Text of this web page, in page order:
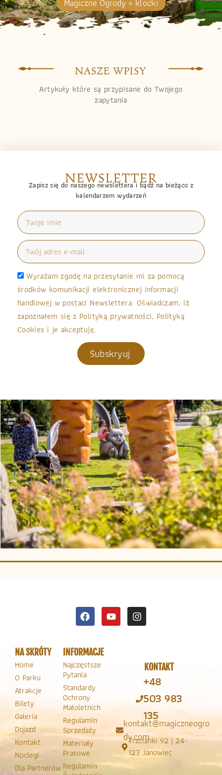
NASZE WPISY
Artykuły które są przypisane do Twojego
zapytania
NEWSLETTER
Zapisz się do naszego newslettera i bądź na bieżąco z
kalendarzem wydarzeń
Wyrażam zgodę na przesyłanie mi za pomocą
środków komunikacji elektronicznej informacji
handlowej w postaci Newslettera. Oświadczam, iż
zapoznałem się z Polityką prywatności, Polityką
Cookies i je akceptuję.
Subskryuj
NA SKRÓTY
Home
O Parku
Atrakcje
Bilety
Galeria
Dojazd
Kontakt
Noclegi
Dla Partnerów
INFORMACJE
Najczęstsze
Pytania
Standardy
Ochrony
Małoletnich
Regulamin
Sprzedaży
Materiały
Prasowe
Regulamin
KONTAKT
+48
503 983
135
kontakt@magiczneogro
dy.com
Trzcianki 92 | 24-
123 Janowiec